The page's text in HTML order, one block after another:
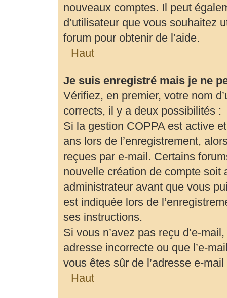
nouveaux comptes. Il peut
d’utilisateur que vous souhaitez
forum pour obtenir de l’aide.
Haut
Je suis enregistré mais je ne
Vérifiez, en premier, votre nom
corrects, il y a deux possibilités :
Si la gestion COPPA est active
ans lors de l’enregistrement,
reçues par e-mail. Certains
nouvelle création de compte soit
administrateur avant que vous
est indiquée lors de
ses instructions.
Si vous n’avez pas reçu d’e-
adresse incorrecte ou que l’e-
vous êtes sûr de l’adresse e-
Haut